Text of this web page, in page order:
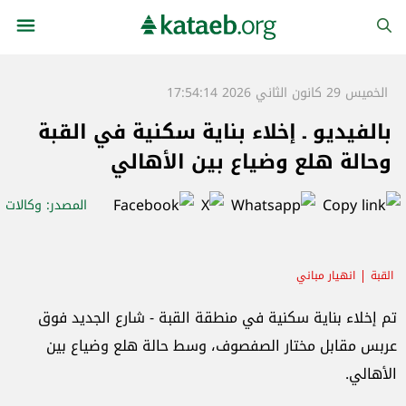
الخميس 29 كانون الثاني 2026 17:54:14
بالفيديو ـ إخلاء بناية سكنية في القبة
وحالة هلع وضياع بين الأهالي
المصدر: وكالات
القبة انهيار مباني
تم إخلاء بناية سكنية في منطقة القبة - شارع الجديد فوق
عربس مقابل مختار الصفصوف، وسط حالة هلع وضياع بين
الأهالي.